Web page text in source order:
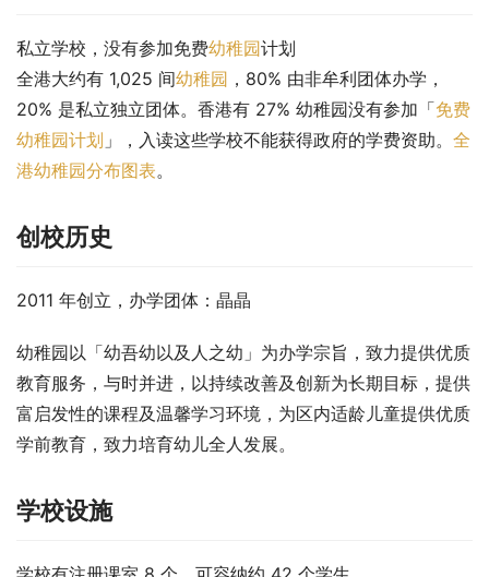
私立学校，没有参加免费幼稚园计划
全港大约有 1,025 间幼稚园 ，80% 由非牟利团体办学，
20% 是私立独立团体。香港有 27% 幼稚园没有参加「免费
幼稚园计划 」，入读这些学校不能获得政府的学费资助。 全
港幼稚园分布图表。
创校历史
2011 年创立，办学团体：晶晶
幼稚园以「幼吾幼以及人之幼」为办学宗旨，致力提供优质
教育服务，与时并进，以持续改善及创新为长期目标，提供
富启发性的课程及温馨学习环境，为区内适龄儿童提供优质
学前教育，致力培育幼儿全人发展。
学校设施